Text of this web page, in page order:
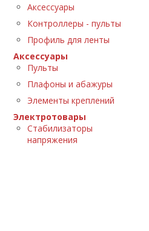
Аксессуары
Контроллеры - пульты
Профиль для ленты
Аксессуары
Пульты
Плафоны и абажуры
Элементы креплений
Электротовары
Стабилизаторы
напряжения